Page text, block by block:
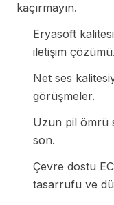
kaçırmayın.
Eryasoft
iletişim çözümü.
Net ses
görüşmeler.
Uzun pil ömrü
son.
Çevre dostu
tasarrufu ve